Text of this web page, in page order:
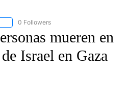
FOLLOW "CNN - SPANISH" TO RECEIVE
0 Followers
mueren en
Israel en Gaza